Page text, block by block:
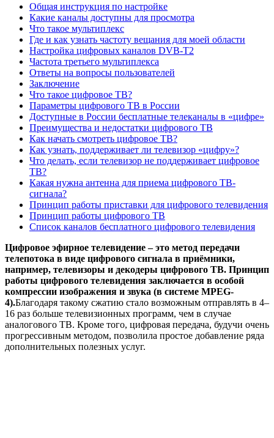
Общая инструкция по настройке
Какие каналы доступны для просмотра
Что такое мультиплекс
Где и как узнать частоту вещания для моей области
Настройка цифровых каналов DVB-T2
Частота третьего мультиплекса
Ответы на вопросы пользователей
Заключение
Что такое цифровое ТВ?
Параметры цифрового ТВ в России
Доступные в России бесплатные телеканалы в «цифре»
Преимущества и недостатки цифрового ТВ
Как начать смотреть цифровое ТВ?
Как узнать, поддерживает ли телевизор «цифру»?
Что делать, если телевизор не поддерживает цифровое
ТВ?
Какая нужна антенна для приема цифрового ТВ-
сигнала?
Принцип работы приставки для цифрового телевидения
Принцип работы цифрового ТВ
Список каналов бесплатного цифрового телевидения
Цифровое эфирное телевидение – это метод передачи
телепотока в виде цифрового сигнала в приёмники,
например, телевизоры и декодеры цифрового ТВ. Принцип
работы цифрового телевидения заключается в особой
компрессии изображения и звука (в системе MPEG-
4).Благодаря такому сжатию стало возможным отправлять в 4–
16 раз больше телевизионных программ, чем в случае
аналогового ТВ. Кроме того, цифровая передача, будучи очень
прогрессивным методом, позволила простое добавление ряда
дополнительных полезных услуг.